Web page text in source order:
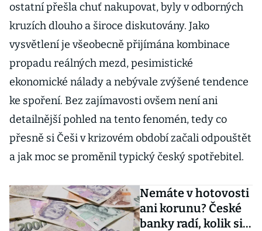
ostatní přešla chuť nakupovat, byly v odborných
kruzích dlouho a široce diskutovány. Jako
vysvětlení je všeobecně přijímána kombinace
propadu reálných mezd, pesimistické
ekonomické nálady a nebývale zvýšené tendence
ke spoření. Bez zajímavosti ovšem není ani
detailnější pohled na tento fenomén, tedy co
přesně si Češi v krizovém období začali odpouštět
a jak moc se proměnil typický český spotřebitel.
Nemáte v hotovosti
ani korunu? České
banky radí, kolik si